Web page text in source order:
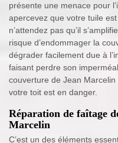
présente une menace pour
apercevez que votre tuile
n’attendez pas qu’il
risque d’endommager la
dégrader facilement due à
faisant perdre son
couverture de Jean
votre toit est en danger.
Réparation de faîtage
Marcelin
C’est un des éléments